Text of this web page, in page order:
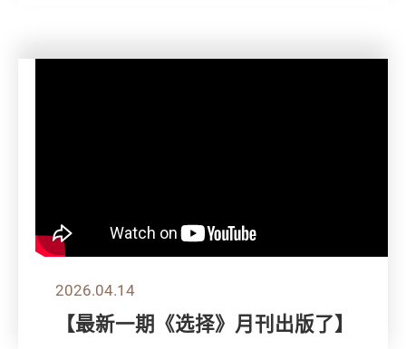
2026.04.14
【最新一期《选择》月刊出版了】